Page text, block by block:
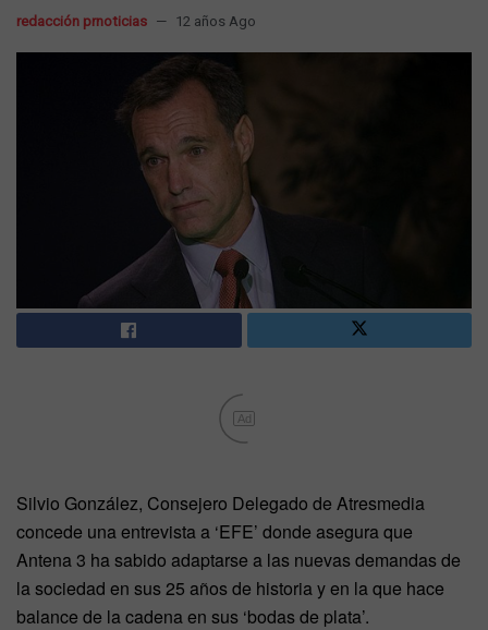
redacción prnoticias 12 años Ago
Ad
Silvio González, Consejero Delegado de Atresmedia
concede una entrevista a ‘EFE’ donde asegura que
Antena 3 ha sabido adaptarse a las nuevas demandas de
la sociedad en sus 25 años de historia y en la que hace
balance de la cadena en sus ‘bodas de plata’.